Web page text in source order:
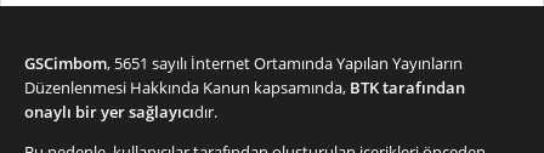
GSCimbom, 5651 sayılı İnternet Ortamında Yapılan Yayınların
Düzenlenmesi Hakkında Kanun kapsamında, BTK tarafından
onaylı bir yer sağlayıcıdır.